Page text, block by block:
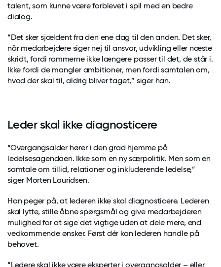
talent, som kunne være forblevet i spil med en bedre
dialog.
“Det sker sjældent fra den ene dag til den anden. Det sker,
når medarbejdere siger nej til ansvar, udvikling eller næste
skridt, fordi rammerne ikke længere passer til det, de står i.
Ikke fordi de mangler ambitioner, men fordi samtalen om,
hvad der skal til, aldrig bliver taget,” siger han.
Leder skal ikke diagnosticere
“Overgangsalder hører i den grad hjemme på
ledelsesagendaen. Ikke som en ny særpolitik. Men som en
samtale om tillid, relationer og inkluderende ledelse,”
siger Morten Lauridsen.
Han peger på, at lederen ikke skal diagnosticere. Lederen
skal lytte, stille åbne spørgsmål og give medarbejderen
mulighed for at sige det vigtige uden at dele mere, end
vedkommende ønsker. Først dér kan lederen handle på
behovet.
“Ledere skal ikke være eksperter i overgangsalder – eller